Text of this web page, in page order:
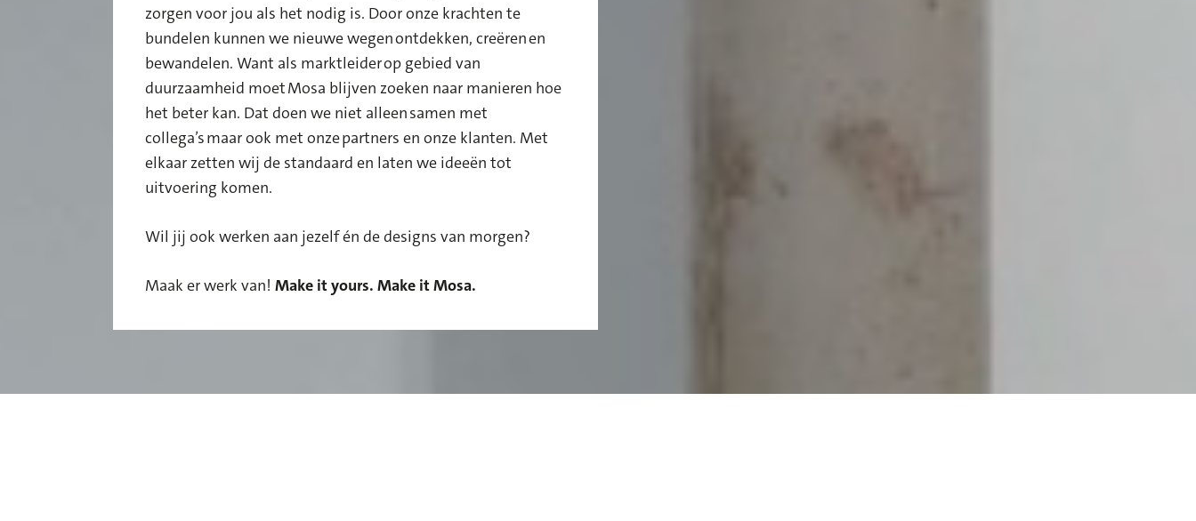
zorgen voor jou als het nodig is. Door onze krachten te
bundelen kunnen we nieuwe wegen ontdekken, creëren en
bewandelen. Want als marktleiderop gebied van
duurzaamheid moetMosa blijven zoeken naar manieren hoe
het beter kan. Dat doen we niet alleen samen met
collega’s maar ook met onze partners en onze klanten. Met
elkaar zetten wij de standaard en laten we ideeën tot
uitvoering komen.
Wil jij ook werken aan jezelf én de designs van morgen?
Maak er werk van! Make it yours. Make it Mosa.